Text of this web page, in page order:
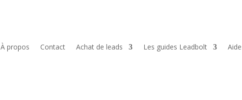
À propos Contact Achat de leads Les guides Leadbolt